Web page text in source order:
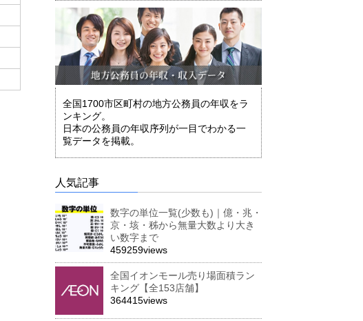
全国1700市区町村の地方公務員の年収をラ
ンキング。
日本の公務員の年収序列が一目でわかる一
覧データを掲載。
人気記事
数字の単位一覧(少数も)｜億・兆・
京・垓・秭から無量大数より大き
い数字まで
459259views
全国イオンモール売り場面積ラン
キング【全153店舗】
364415views